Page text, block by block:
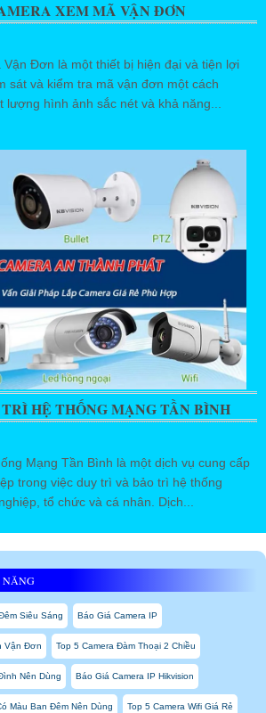
XEM MÃ VẬN ĐƠN
Vận Đơn là một thiết bị hiện đại và tiện lợi
sát và kiểm tra mã vận đơn một cách
lượng hình ảnh sắc nét và khả năng...
HỆ THỐNG MẠNG TẦN BÌNH
Mạng Tần Bình là một dịch vụ cung cấp
trong việc duy trì và bảo trì hệ thống
tổ chức và cá nhân. Dịch...
NĂNG
Siêu Sáng Báo Giá Camera IP
Vận Đơn Top 5 Camera Đàm Thoại 2 Chiều
Nên Dùng Báo Giá Camera IP Hikvision
Màu Ban Đêm Nên Dùng Top 5 Camera Wifi Giá Rẻ